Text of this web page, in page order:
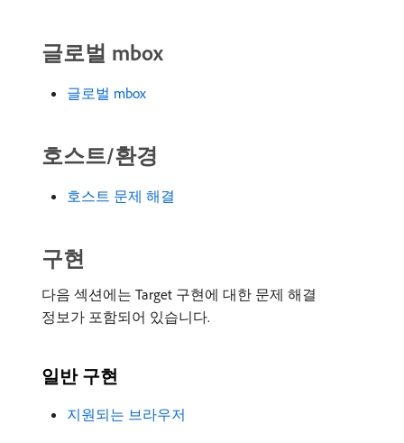
글로벌 mbox
글로벌 mbox
호스트/환경
호스트 문제 해결
구현
다음 섹션에는 Target 구현에 대한 문제 해결
정보가 포함되어 있습니다.
일반 구현
지원되는 브라우저